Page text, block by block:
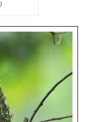
)